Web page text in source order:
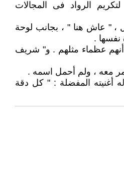
الرواد فى المجالات
، " عاش هنا " ، بجانب لوحة
نفسها .
أنهم عظماء مثلهم . و" شريف
معه ، ولم أحمل اسمه .
أغنيته المفضلة : " كل دقة